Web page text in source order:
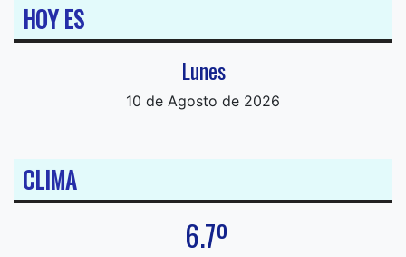
HOY ES
Lunes
10 de Agosto de 2026
CLIMA
6.7º